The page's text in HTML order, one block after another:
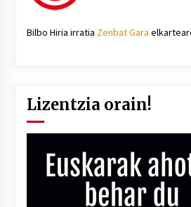
Bilbo Hiria irratia Zenbat Gara
Lizentzia orain!